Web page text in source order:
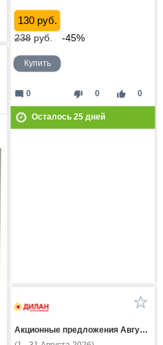
130 руб.
238руб. -45%
Купить
thumb_down 0 thumb_up 0
mode_comment 0
Осталось 25дней
Акционные предложения Августа